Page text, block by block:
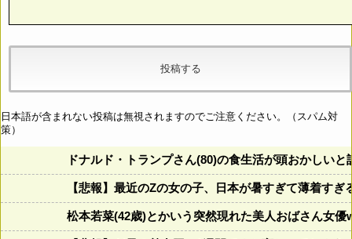
日本語が含まれない投稿は無視されますのでご注意ください。（スパム対
策）
ドナルド・トランプさん(80)の食生活が頭おかしい
【悲報】最近のZの女の子、日本が暑すぎて薄着すぎ
松本若菜(42歳)とかいう突然現れた美人おばさん女優